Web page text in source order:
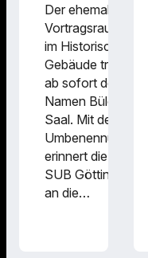
Der ehemalige
Vortragsraum
im Historischen
Gebäude trägt
ab sofort den
Namen Bülow-
Saal. Mit der
Umbenennung
erinnert die
SUB Göttingen
an die…